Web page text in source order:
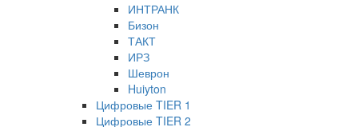
ИНТРАНК
Бизон
ТАКТ
ИРЗ
Шеврон
Huiyton
Цифровые TIER 1
Цифровые TIER 2